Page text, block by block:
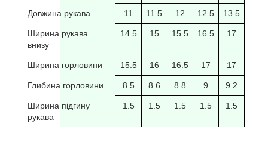
Довжина рукава 11 11.5 12 12.5 13.5
Ширина рукава
внизу
14.5 15 15.5 16.5 17
Ширина горловини 15.5 16 16.5 17 17
Глибина горловини 8.5 8.6 8.8 9 9.2
Ширина підгину
рукава
1.5 1.5 1.5 1.5 1.5